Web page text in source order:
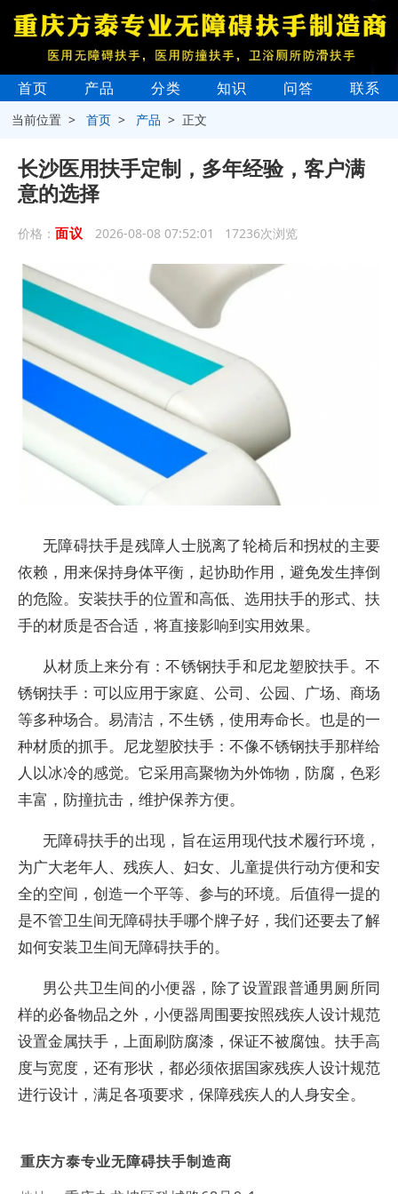
首页 产品 分类 知识 问答 联系
当前位置 >首页 > 产品 > 正文
长沙医用扶手定制，多年经验，客户满
意的选择
价格： 面议 2026-08-08 07:52:01 17236次浏览
无障碍扶手是残障人士脱离了轮椅后和拐杖的主要
依赖，用来保持身体平衡，起协助作用，避免发生摔倒
的危险。安装扶手的位置和高低、选用扶手的形式、扶
手的材质是否合适，将直接影响到实用效果。
从材质上来分有：不锈钢扶手和尼龙塑胶扶手。不
锈钢扶手：可以应用于家庭、公司、公园、广场、商场
等多种场合。易清洁，不生锈，使用寿命长。也是的一
种材质的抓手。尼龙塑胶扶手：不像不锈钢扶手那样给
人以冰冷的感觉。它采用高聚物为外饰物，防腐，色彩
丰富，防撞抗击，维护保养方便。
无障碍扶手的出现，旨在运用现代技术履行环境，
为广大老年人、残疾人、妇女、儿童提供行动方便和安
全的空间，创造一个平等、参与的环境。后值得一提的
是不管卫生间无障碍扶手哪个牌子好，我们还要去了解
如何安装卫生间无障碍扶手的。
男公共卫生间的小便器，除了设置跟普通男厕所同
样的必备物品之外，小便器周围要按照残疾人设计规范
设置金属扶手，上面刷防腐漆，保证不被腐蚀。扶手高
度与宽度，还有形状，都必须依据国家残疾人设计规范
进行设计，满足各项要求，保障残疾人的人身安全。
重庆方泰专业无障碍扶手制造商